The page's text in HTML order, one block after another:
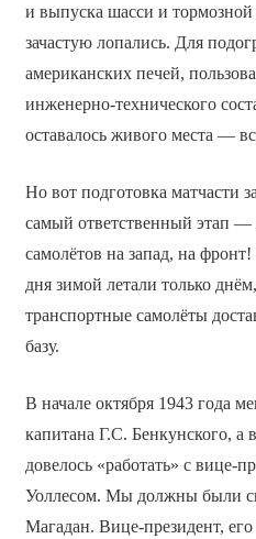
и выпуска шасси и тормозной
зачастую лопались. Для
американских печей,
инженерно-технического
оставалось живого места —
Но вот подготовка матчасти
самый ответственный этап ―
самолётов на запад, на фронт!
дня зимой летали только
транспортные самолёты
базу.
В начале октября 1943 года
капитана Г.С. Бенкунского, а
довелось «работать» с
Уоллесом. Мы должны были
Магадан. Вице-президент, его